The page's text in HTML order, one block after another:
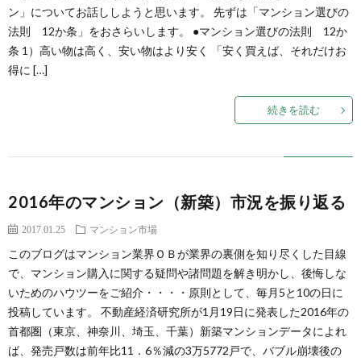
イ
ン
場
値
シ
計
古
ョ
ン
マ
シ
ン
の
売
主
の
ロ
グ
に
つ
ン」についてお話ししようと思います。 先ずは「マンション選びの
法則 12か条」をおさらいします。 ●マンション選びの法則 12か
条 1）高い物は高く、安い物はより安く 「安く買えば、それだけお
得に […]
続きを読む
2016年のマンション（新築）市況を振り返る
2017.01.25 マンション市場
このブログはマンション業界ＯＢが業界の裏側を知り尽くした目線
で、マンション購入に関する疑問や諸問題を解き明かし、後悔しな
いためのハウツーをご紹介・・・・原則として、毎月5と10の日に
投稿しています。 不動産経済研究所が1月19日に発表した2016年の
首都圏（東京、神奈川、埼玉、千葉）新築マンションデータによれ
ば、発売戸数は前年比11．6％減の3万5772戸で、バブル崩壊後の